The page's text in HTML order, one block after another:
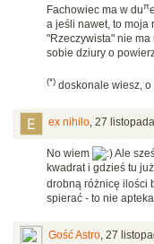
Fachowiec ma w duπ
a jeśli nawet, to moja
"Rzeczywista" nie
sobie dziury o
(*) doskonale wiesz, o
ex nihilo, 27
No wiem
Ale
kwadrat i gdzieś tu
drobną różnicę ilości
spierać - to nie apteka
Gość Astro, 27